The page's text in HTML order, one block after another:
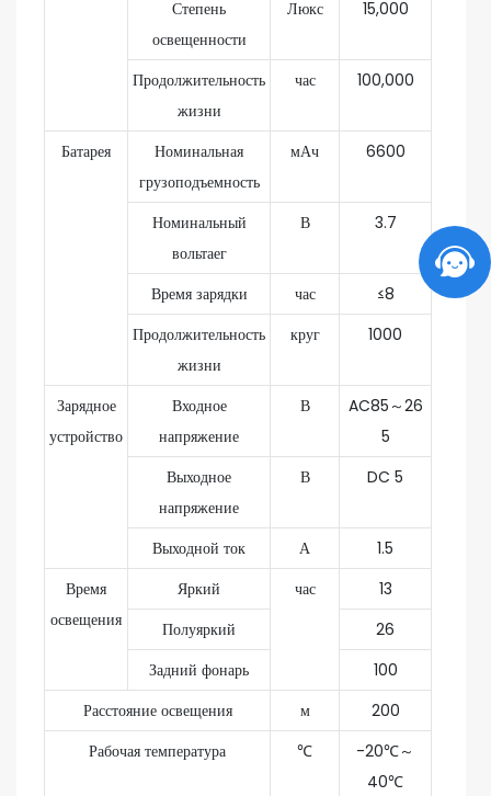
Степень
освещенности
Люкс 15,000
Продолжительность
жизни
час 100,000
Батарея
Номинальная
грузоподъемность
мАч 6600
Номинальный
вольтаег
В 3.7
Время зарядки час
≤8
Продолжительность
жизни
круг 1000
Зарядное
устройство
Входное
напряжение
В
AC85～26
5
Выходное
напряжение
В DC 5
Выходной ток А
1.5
Время
освещения
Яркий час
13
Полуяркий
26
Задний фонарь
100
Расстояние освещения
м
200
Рабочая температура
℃
-20℃～
40℃